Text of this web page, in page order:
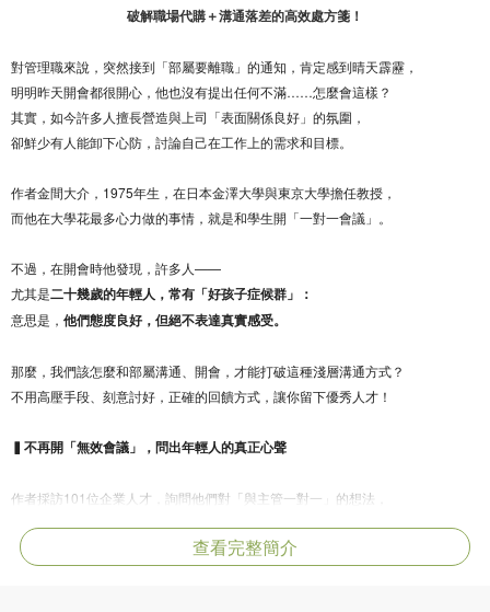
破解職場代購＋溝通落差的高效處方箋！
對管理職來說，突然接到「部屬要離職」的通知，肯定感到晴天霹靂，
明明昨天開會都很開心，他也沒有提出任何不滿……怎麼會這樣？
其實，如今許多人擅長營造與上司「表面關係良好」的氛圍，
卻鮮少有人能卸下心防，討論自己在工作上的需求和目標。
作者金間大介，1975年生，在日本金澤大學與東京大學擔任教授，
而他在大學花最多心力做的事情，就是和學生開「一對一會議」。
不過，在開會時他發現，許多人——
尤其是二十幾歲的年輕人，常有「好孩子症候群」：
意思是， 他們態度良好，但絕不表達真實感受。
那麼，我們該怎麼和部屬溝通、開會，才能打破這種淺層溝通方式？
不用高壓手段、刻意討好，正確的回饋方式，讓你留下優秀人才！
▍不再開「無效會議」，問出年輕人的真正心聲
作者採訪101位企業人才，詢問他們對「與主管一對一」的想法，
這種消極、迴避傾向的部屬，也更容易陷入「被動離職」的心態中。
查看完整簡介